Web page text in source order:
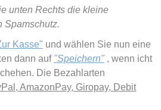
unten Rechts die kleine
Spamschutz.
Kasse" und wählen Sie nun eine
dann auf "Speichern" , wenn icht
Die Bezahlarten
AmazonPay, Giropay, Debit